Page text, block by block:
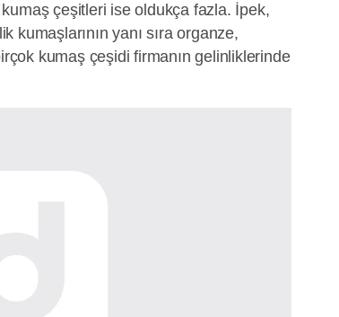
kumaş çeşitleri ise oldukça fazla. İpek,
kumaşlarının yanı sıra organze,
kumaş çeşidi firmanın gelinliklerinde